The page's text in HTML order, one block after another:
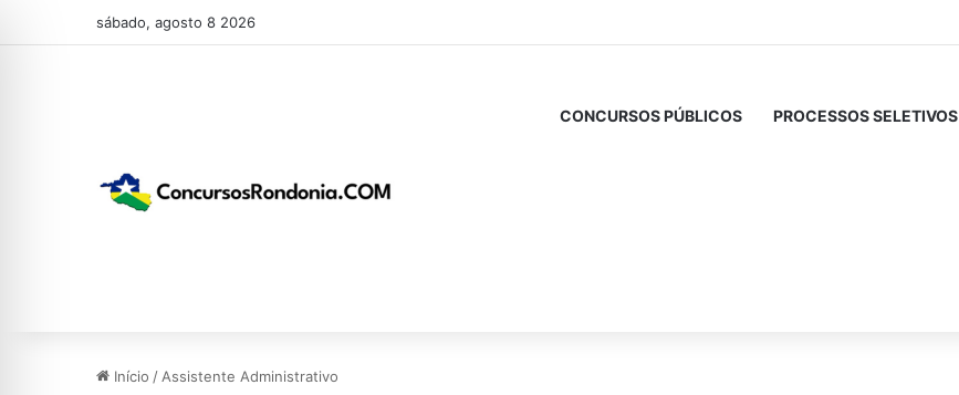
sábado, agosto 8 2026
CONCURSOS PÚBLICOS PROCESSOS SELETIVOS
Início / Assistente Administrativo